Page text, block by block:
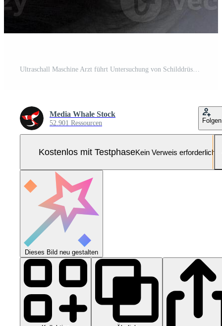
Ultraschall Maschine Arzt führt Untersuchung von Schilddrüse Drüse von ein jung Frau. Clip. Konzept von Medizin und Gesundheit Pflege. Pro Foto
Media Whale Stock
52.901 Ressourcen Folgen
Kostenlos mit TestphaseKein Verweis erforderlich
Dieses Bild neu gestalten